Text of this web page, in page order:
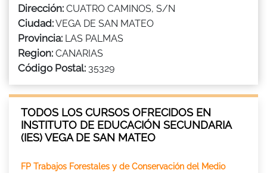
Dirección: CUATRO CAMINOS, S/N
Ciudad:VEGA DE SAN MATEO
Provincia: LAS PALMAS
Region: CANARIAS
Código Postal: 35329
TODOS LOS CURSOS OFRECIDOS EN
INSTITUTO DE EDUCACIÓN SECUNDARIA
(IES) VEGA DE SAN MATEO
FP Trabajos Forestales y de Conservación del Medio